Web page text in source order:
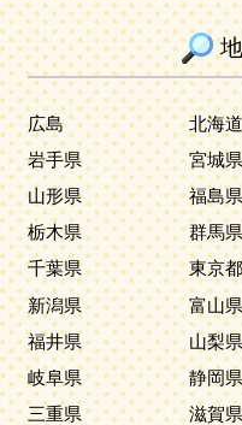
広島 北海道
岩手県
宮城県
山形県
福島県
栃木県
群馬県
千葉県
東京都
新潟県
富山県
福井県
山梨県
岐阜県
静岡県
三重県
滋賀県